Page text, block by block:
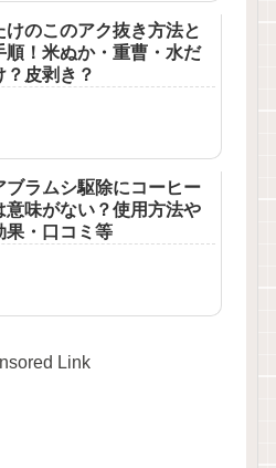
けのこのアク抜き方法と
順！米ぬか・重曹・水だ
？皮剥き？
ブラムシ駆除にコーヒー
意味がない？使用方法や
果・口コミ等
Link